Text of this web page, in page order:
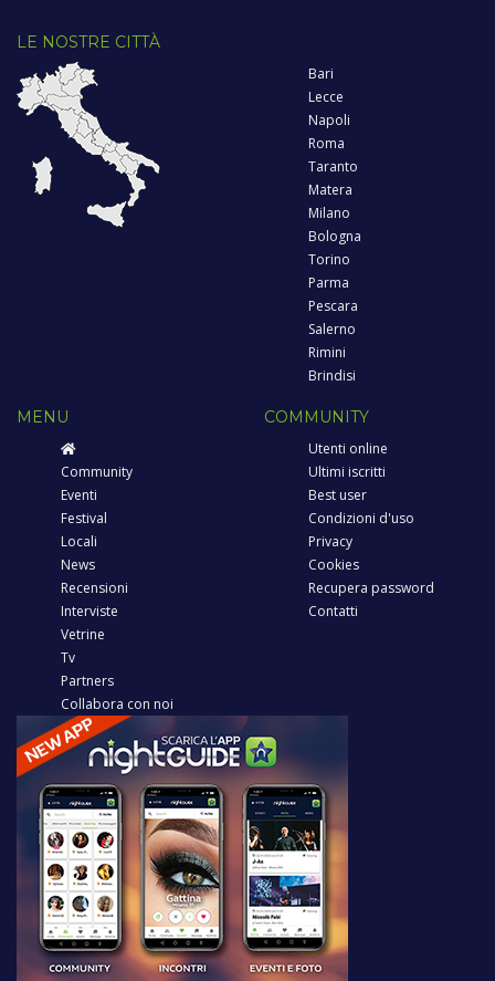
LE NOSTRE CITTÀ
Bari
Lecce
Napoli
Roma
Taranto
Matera
Milano
Bologna
Torino
Parma
Pescara
Salerno
Rimini
Brindisi
MENU
Community
Eventi
Festival
Locali
News
Recensioni
Interviste
Vetrine
Tv
Partners
Collabora con noi
COMMUNITY
Utenti online
Ultimi iscritti
Best user
Condizioni d'uso
Privacy
Cookies
Recupera password
Contatti